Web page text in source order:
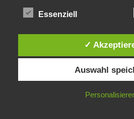
SA, 24.10.2026
Danceparty Ü40 mit den besten
von den 1950-2026 (weitere
ab 20.30 Uhr, Bürgi
Essenziell
✓
Auswahl